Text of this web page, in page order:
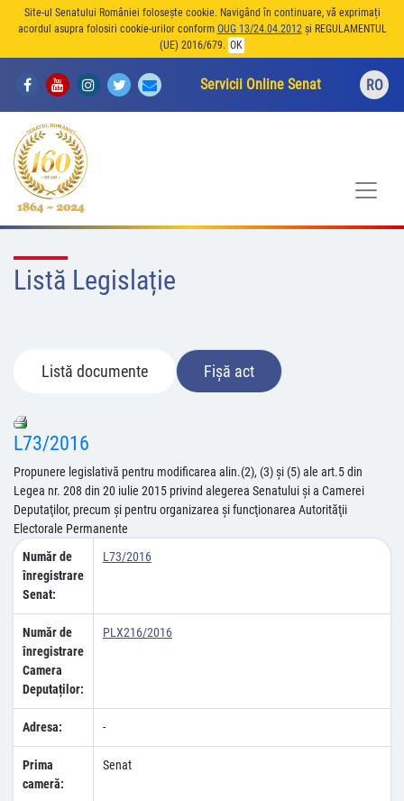
Site-ul Senatului României folosește cookie. Navigând în continuare, vă exprimați
acordul asupra folosiri cookie-urilor conform OUG 13/24.04.2012și REGULAMENTUL
(UE) 2016/679. OK
Servicii Online Senat RO
Listă Legislație
Listă documente Fișă act
L73/2016
Propunere legislativă pentru modificarea alin.(2), (3) şi (5) ale art.5 din
Legea nr. 208 din 20 iulie 2015 privind alegerea Senatului şi a Camerei
Deputaţilor, precum şi pentru organizarea şi funcţionarea Autorităţii
Electorale Permanente
Număr de
înregistrare
Senat:
L73/2016
Număr de
înregistrare
Camera
Deputaților:
PLX216/2016
Adresa: -
Prima
cameră:
Senat